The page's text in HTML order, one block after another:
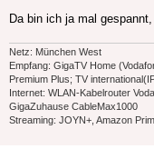
Da bin ich ja mal
Netz: München West
Empfang: GigaTV Home
Premium Plus; TV
Internet: WLAN-Kabelrouter
GigaZuhause CableMax1000
Streaming: JOYN+, Amazon